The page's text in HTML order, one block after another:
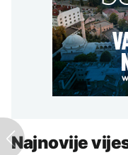
Najnovije